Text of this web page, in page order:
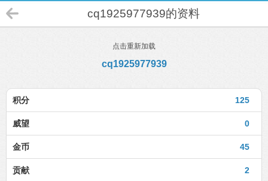
cq1925977939的资料
点击重新加载
cq1925977939
125
积分
0
威望
45
金币
2
贡献